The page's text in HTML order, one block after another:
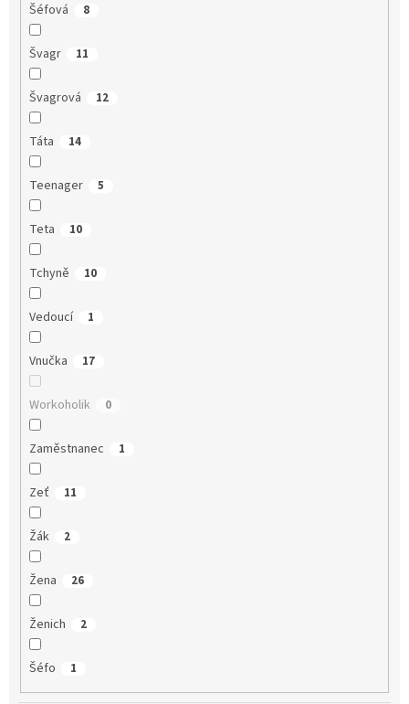
Šéfová 8
Švagr 11
Švagrová 12
Táta 14
Teenager 5
Teta 10
Tchyně 10
Vedoucí 1
Vnučka 17
Workoholik 0
Zaměstnanec 1
Zeť 11
Žák 2
Žena 26
Ženich 2
Šéfo 1